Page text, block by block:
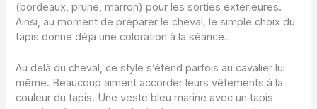
(bordeaux, prune, marron) pour les sorties extérieures.
Ainsi, au moment de préparer le cheval, le simple choix du
tapis donne déjà une coloration à la séance.
Au delà du cheval, ce style s’étend parfois au cavalier lui
même. Beaucoup aiment accorder leurs vêtements à la
couleur du tapis. Une veste bleu marine avec un tapis